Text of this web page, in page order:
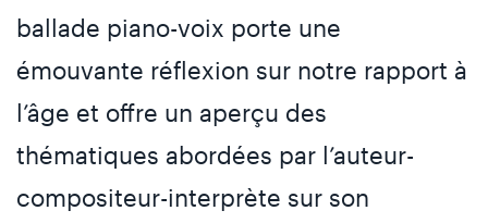
ballade piano-voix porte une
émouvante réflexion sur notre rapport à
l’âge et offre un aperçu des
thématiques abordées par l’auteur-
compositeur-interprète sur son